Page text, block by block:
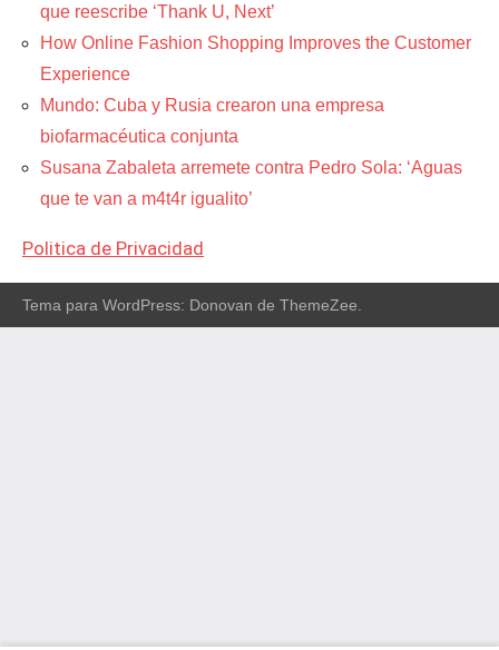
que reescribe ‘Thank U, Next’
How Online Fashion Shopping Improves the Customer
Experience
Mundo: Cuba y Rusia crearon una empresa
biofarmacéutica conjunta
Susana Zabaleta arremete contra Pedro Sola: ‘Aguas
que te van a m4t4r igualito’
Politica de Privacidad
Tema para WordPress: Donovan de ThemeZee.